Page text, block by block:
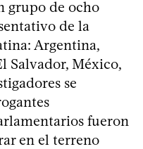
grupo de ocho
de la
Argentina,
Salvador, México,
se
fueron
en el terreno